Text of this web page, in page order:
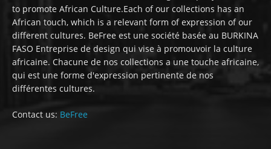
to promote African Culture.Each of our collections has an
African touch, which is a relevant form of expression of our
different cultures. BeFree est une société basée au BURKINA
FASO Entreprise de design qui vise à promouvoir la culture
africaine. Chacune de nos collections a une touche africaine,
qui est une forme d'expression pertinente de nos
différentes cultures.
Contact us: BeFree